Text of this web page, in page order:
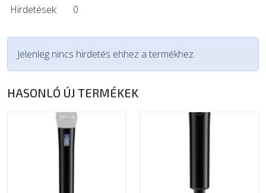
Hirdetések:
0
Jelenleg nincs hirdetés ehhez a termékhez.
HASONLÓ ÚJ TERMÉKEK